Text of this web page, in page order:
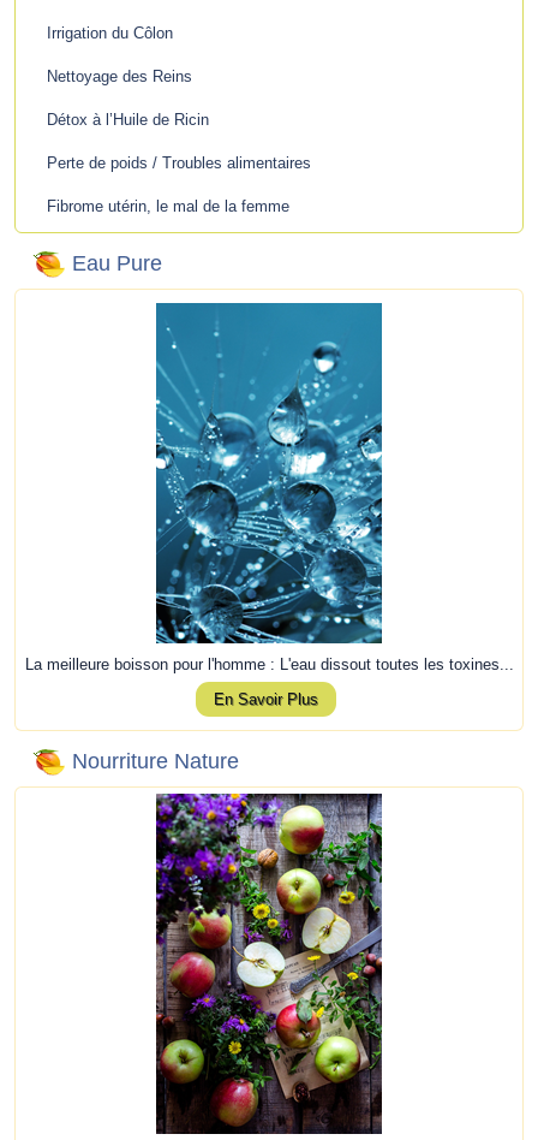
Irrigation du Côlon
Nettoyage des Reins
Détox à l’Huile de Ricin
Perte de poids / Troubles alimentaires
Fibrome utérin, le mal de la femme
Eau Pure
La meilleure boisson pour l'homme : L'eau dissout toutes les toxines...
En Savoir Plus
Nourriture Nature